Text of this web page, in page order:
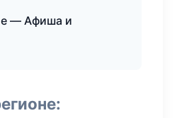
— Афиша и